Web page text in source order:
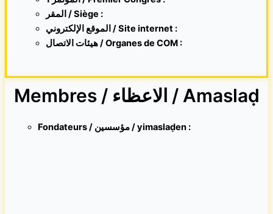
المقر /Siège :
الموقع الإلكتروني /Site internet:
هيئات الاتصال / Organes de COM :
Membres / الاعظاء / Amaslaḍ
Fondateurs / مؤسسين / yimaslaḍen :